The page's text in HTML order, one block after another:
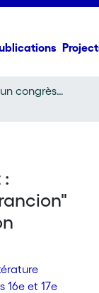
Contribution à un congrès (conference paper)
16e et 17e